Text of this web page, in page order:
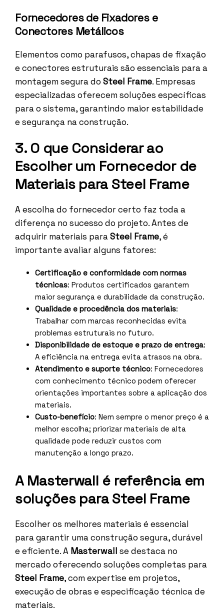
Fornecedores de Fixadores e
Conectores Metálicos
Elementos como parafusos, chapas de fixação
e conectores estruturais são essenciais para a
montagem segura do Steel Frame. Empresas
especializadas oferecem soluções específicas
para o sistema, garantindo maior estabilidade
e segurança na construção.
3. O que Considerar ao
Escolher um Fornecedor de
Materiais para Steel Frame
A escolha do fornecedor certo faz toda a
diferença no sucesso do projeto. Antes de
adquirir materiais paraSteel Frame, é
importante avaliar alguns fatores:
Certificação e conformidade com normas
técnicas: Produtos certificados garantem
maior segurança e durabilidade da construção.
Qualidade e procedência dos materiais:
Trabalhar com marcas reconhecidas evita
problemas estruturais no futuro.
Disponibilidade de estoque e prazo de entrega:
A eficiência na entrega evita atrasos na obra.
Atendimento e suporte técnico: Fornecedores
com conhecimento técnico podem oferecer
orientações importantes sobre a aplicação dos
materiais.
Custo-benefício: Nem sempre o menor preço é a
melhor escolha; priorizar materiais de alta
qualidade pode reduzir custos com
manutenção a longo prazo.
A Masterwall é referência em
soluções para Steel Frame
Escolher os melhores materiais é essencial
para garantir uma construção segura, durável
e eficiente. A Masterwall se destaca no
mercado oferecendo soluções completas para
Steel Frame, com expertise em projetos,
execução de obras e especificação técnica de
materiais.